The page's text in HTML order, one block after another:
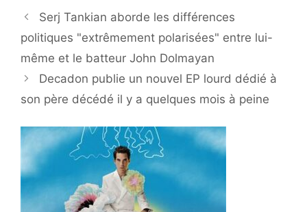
Serj Tankian aborde les différences
politiques "extrêmement polarisées" entre lui-
même et le batteur John Dolmayan
Decadon publie un nouvel EP lourd dédié à
son père décédé il y a quelques mois à peine